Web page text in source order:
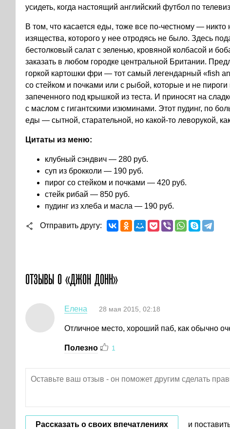
усидеть, когда настоящий английский футбол по
В том, что касается еды, тоже все по-честному — никто
изящества, которого у нее отродясь не было. Здесь
бестолковый салат с зеленью, кровяной колбасой и
заказать в любом городке центральной Британии.
горкой картошки фри — тот самый легендарный «fish
со стейком и почками или с рыбой, которые и не пироги
запеченного под крышкой из теста. И приносят на
с маслом с гигантскими изюминами. Этот пудинг, по
еды — сытной, старательной, но какой-то леворукой,
Цитаты из меню:
клубный сэндвич — 280 руб.
суп из брокколи — 190 руб.
пирог со стейком и почками — 420 руб.
стейк рибай — 850 руб.
пудинг из хлеба и масла — 190 руб.
Отправить другу
ОТЗЫВЫ О «ДЖОН ДОНН»
Елена 28 мая 2015, 02:18
Отличное место, хороший паб, как обычно
Полезно 1
Рассказать о своих впечатлениях и